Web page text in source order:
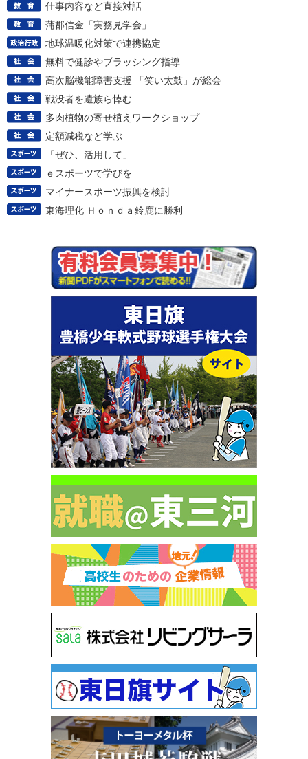
仕事内容など直接対話
蒲郡信金「実務見学会」
地球温暖化対策で連携協定
無料で健診やブラッシング指導
高次脳機能障害支援 「笑い太鼓」が総会
戦没者を遺族ら悼む
多肉植物の寄せ植えワークショップ
定額減税など学ぶ
「ぜひ、活用して」
ｅスポーツで学びを
マイナースポーツ振興を検討
東海理化 Ｈｏｎｄａ鈴鹿に勝利